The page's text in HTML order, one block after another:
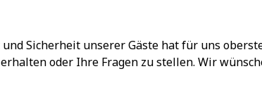
Sicherheit unserer Gäste hat für uns
oder Ihre Fragen zu stellen. Wir